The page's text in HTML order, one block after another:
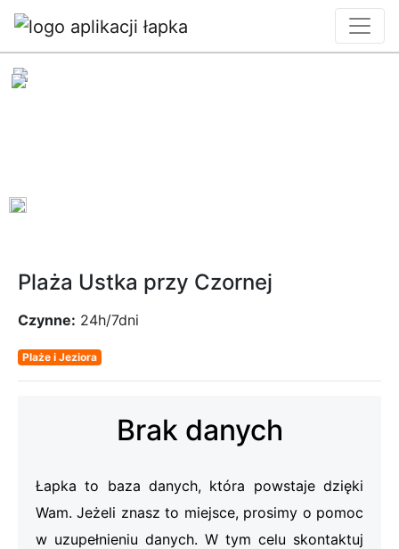
Plaża Ustka przy Czornej
Czynne: 24h/7dni
Plaże i Jeziora
Brak danych
Łapka to baza danych, która powstaje dzięki
Wam. Jeżeli znasz to miejsce, prosimy o pomoc
w uzupełnieniu danych. W tym celu skontaktuj